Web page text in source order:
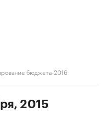
бюджета-2016
2015